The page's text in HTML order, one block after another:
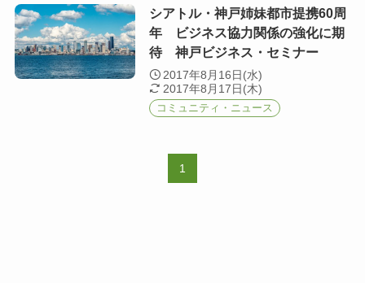
シアトル・神戸姉妹都市提携60周
年 ビジネス協力関係の強化に期
待 神戸ビジネス・セミナー
2017年8月16日(水)
2017年8月17日(木)
コミュニティ・ニュース
1